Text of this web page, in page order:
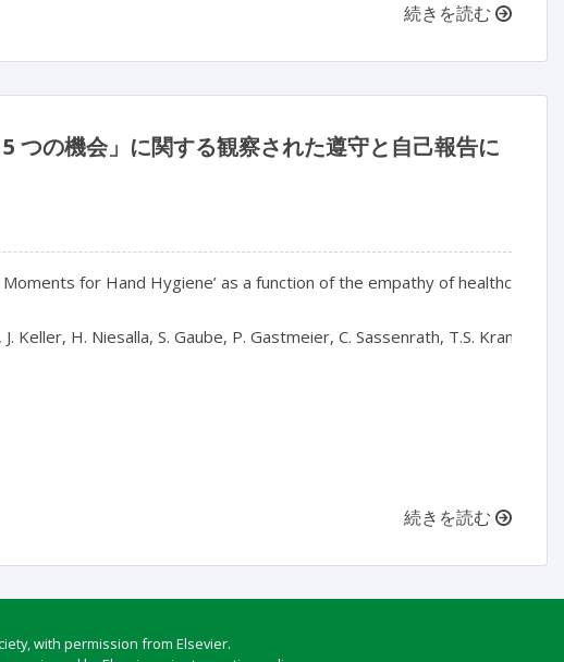
続きを読む
つの機会」に関する観察された遵守と自己報告に
for Hand Hygiene’ as a function of the empathy of healthcare
H. Niesalla, S. Gaube, P. Gastmeier, C. Sassenrath, T.S. Kramer
続きを読む
with permission from Elsevier.